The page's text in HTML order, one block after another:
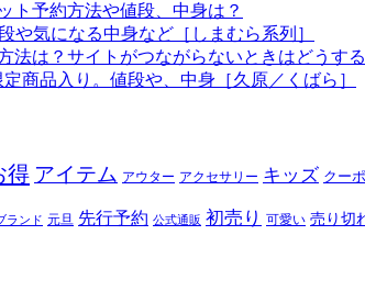
ト予約方法や値段、中身は？
や気になる中身など［しまむら系列］
法は？サイトがつながらないときはどうす
商品入り。値段や、中身［久原／くばら］
得 アイテム アウター アクセサリー キッズ クー
ランド 元旦 先行予約 公式通販 初売り 可愛い 売り切